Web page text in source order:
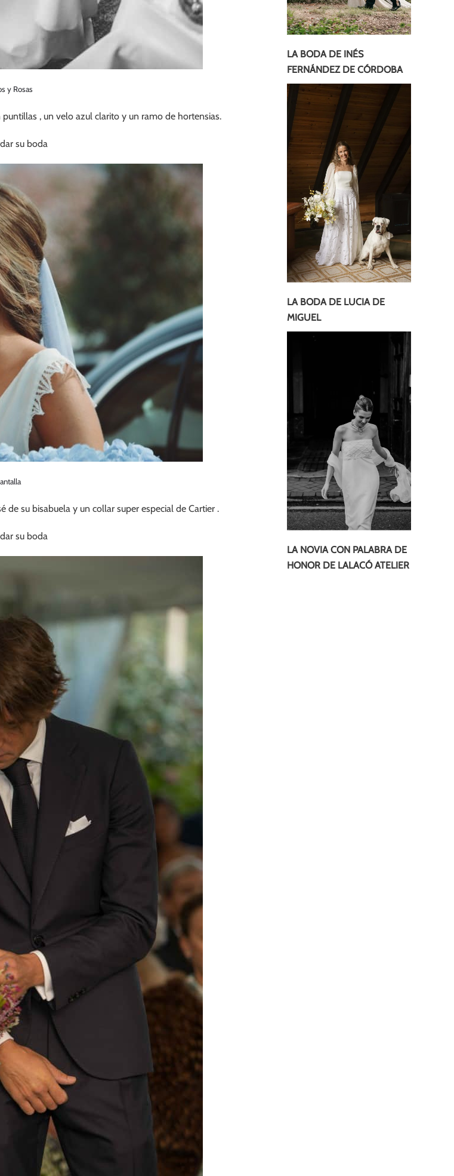
y Rosas
, un velo azul clarito y un ramo de hortensias.
su boda
su bisabuela y un collar super especial de Cartier .
su boda
LA BODA DE INÉS
FERNÁNDEZ DE CÓRDOBA
LA BODA DE LUCIA DE
MIGUEL
LA NOVIA CON PALABRA DE
HONOR DE LALACÓ ATELIER